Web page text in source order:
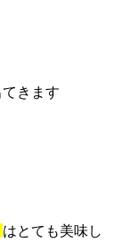
きます
はとても美味し